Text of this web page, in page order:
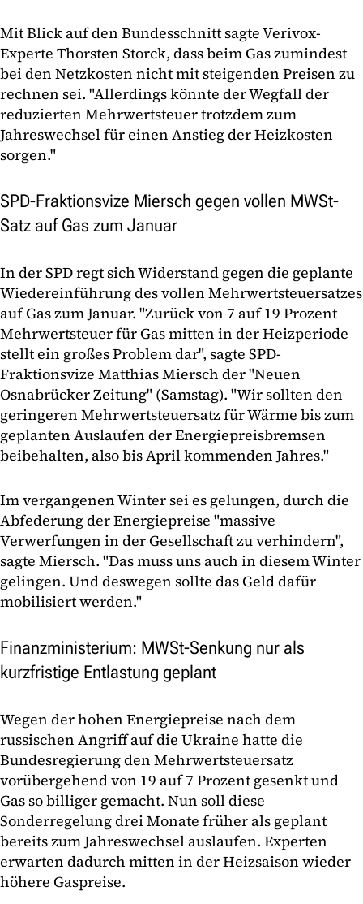
Mit Blick auf den Bundesschnitt sagte Verivox-
Experte Thorsten Storck, dass beim Gas zumindest
bei den Netzkosten nicht mit steigenden Preisen zu
rechnen sei. "Allerdings könnte der Wegfall der
reduzierten Mehrwertsteuer trotzdem zum
Jahreswechsel für einen Anstieg der Heizkosten
sorgen."
SPD-Fraktionsvize Miersch gegen vollen MWSt-
Satz auf Gas zum Januar
In der SPD regt sich Widerstand gegen die geplante
Wiedereinführung des vollen Mehrwertsteuersatzes
auf Gas zum Januar. "Zurück von 7 auf 19 Prozent
Mehrwertsteuer für Gas mitten in der Heizperiode
stellt ein großes Problem dar", sagte SPD-
Fraktionsvize Matthias Miersch der "Neuen
Osnabrücker Zeitung" (Samstag). "Wir sollten den
geringeren Mehrwertsteuersatz für Wärme bis zum
geplanten Auslaufen der Energiepreisbremsen
beibehalten, also bis April kommenden Jahres."
Im vergangenen Winter sei es gelungen, durch die
Abfederung der Energiepreise "massive
Verwerfungen in der Gesellschaft zu verhindern",
sagte Miersch. "Das muss uns auch in diesem Winter
gelingen. Und deswegen sollte das Geld dafür
mobilisiert werden."
Finanzministerium: MWSt-Senkung nur als
kurzfristige Entlastung geplant
Wegen der hohen Energiepreise nach dem
russischen Angriff auf die Ukraine hatte die
Bundesregierung den Mehrwertsteuersatz
vorübergehend von 19 auf 7 Prozent gesenkt und
Gas so billiger gemacht. Nun soll diese
Sonderregelung drei Monate früher als geplant
bereits zum Jahreswechsel auslaufen. Experten
erwarten dadurch mitten in der Heizsaison wieder
höhere Gaspreise.